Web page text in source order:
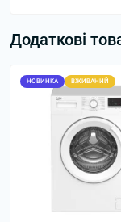
Додаткові
НОВИНКА ВЖИВАНИЙ